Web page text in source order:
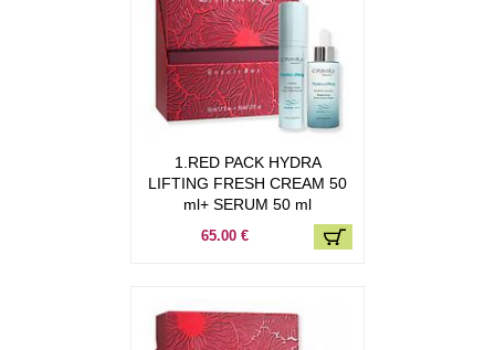
1.RED PACK HYDRA
LIFTING FRESH CREAM 50
ml+ SERUM 50 ml
65.00 €